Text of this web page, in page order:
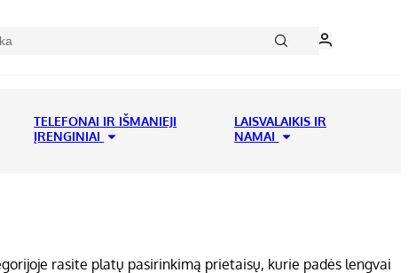
TELEFONAI IR IŠMANIEJI
ĮRENGINIAI
LAISVALAIKIS IR
NAMAI
rasite platų pasirinkimą prietaisų, kurie padės lengvai